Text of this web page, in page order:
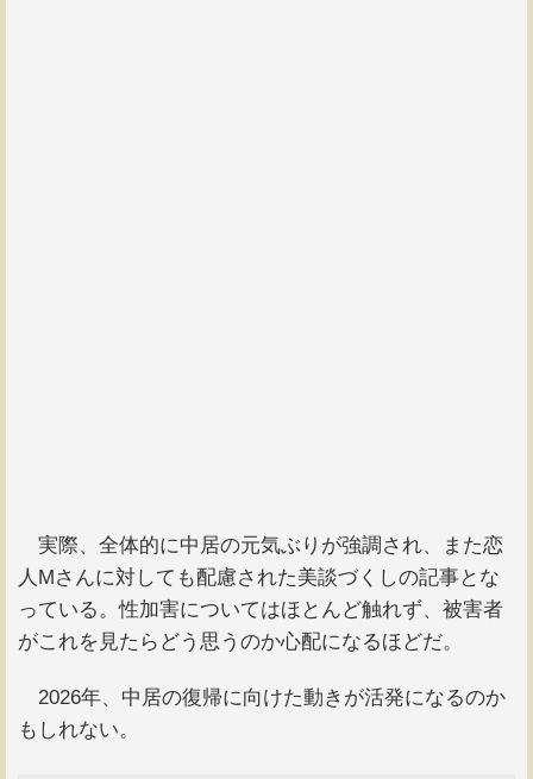
実際、全体的に中居の元気ぶりが強調され、また恋
人Mさんに対しても配慮された美談づくしの記事とな
っている。性加害についてはほとんど触れず、被害者
がこれを見たらどう思うのか心配になるほどだ。
2026年、中居の復帰に向けた動きが活発になるのか
もしれない。